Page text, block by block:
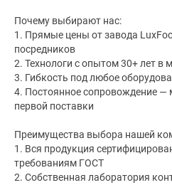
Почему выбирают нас:
1. Прямые цены от завода
посредников
2. Технологи с опытом 30+ лет в
3. Гибкость под любое
4. Постоянное сопровождение —
первой поставки
Преимущества выбора нашей
1. Вся продукция
требованиям ГОСТ
2. Собственная лаборатория